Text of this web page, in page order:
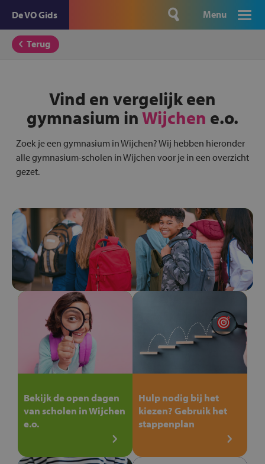
De VO Gids Menu
Terug
Vind en vergelijk een
gymnasium inWijchen e.o.
Zoek je een gymnasium in Wijchen? Wij hebben hieronder
alle gymnasium-scholen in Wijchen voor je in een overzicht
gezet.
Bekijk de open dagen
van scholen in Wijchen
e.o.
Hulp nodig bij het
kiezen? Gebruik het
stappenplan